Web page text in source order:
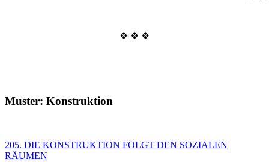
❖ ❖ ❖
Muster: Konstruktion
205. DIE KONSTRUKTION FOLGT DEN SOZIALEN
RÄUMEN